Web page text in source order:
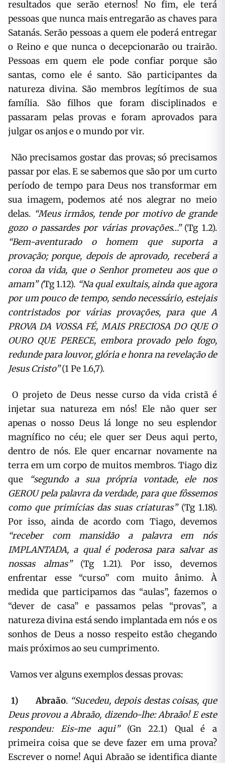
resultados que serão eternos! No fim, ele terá
pessoas que nunca mais entregarão as chaves para
Satanás. Serão pessoas a quem ele poderá entregar
o Reino e que nunca o decepcionarão ou trairão.
Pessoas em quem ele pode confiar porque são
santas, como ele é santo. São participantes da
natureza divina. São membros legítimos de sua
família. São filhos que foram disciplinados e
passaram pelas provas e foram aprovados para
julgar os anjos e o mundo por vir.
Não precisamos gostar das provas; só precisamos
passar por elas. E se sabemos que são por um curto
período de tempo para Deus nos transformar em
sua imagem, podemos até nos alegrar no meio
delas. “Meus irmãos, tende por motivo de grande
gozo o passardes por várias provações…”(Tg 1.2).
“Bem-aventurado o homem que suporta a
provação; porque, depois de aprovado, receberá a
coroa da vida, que o Senhor prometeu aos que o
amam” (Tg 1.12). “Na qual exultais, ainda que agora
por um pouco de tempo, sendo necessário, estejais
contristados por várias provações, para que A
PROVA DA VOSSA FÉ, MAIS PRECIOSA DO QUE O
OURO QUE PERECE, embora provado pelo fogo,
redunde para louvor, glória e honra na revelação de
Jesus Cristo”(1 Pe 1.6,7).
O projeto de Deus nesse curso da vida cristã é
injetar sua natureza em nós! Ele não quer ser
apenas o nosso Deus lá longe no seu esplendor
magnífico no céu; ele quer ser Deus aqui perto,
dentro de nós. Ele quer encarnar novamente na
terra em um corpo de muitos membros. Tiago diz
que
“segundo a sua própria vontade, ele nos
GEROU pela palavra da verdade, para que fôssemos
como que primícias das suas criaturas”(Tg 1.18).
Por isso, ainda de acordo com Tiago, devemos
“receber com mansidão a palavra em nós
IMPLANTADA, a qual é poderosa para salvar as
nossas almas”(Tg 1.21). Por isso, devemos
enfrentar esse “curso” com muito ânimo. À
medida que participamos das “aulas”, fazemos o
“dever de casa” e passamos pelas “provas”, a
natureza divina está sendo implantada em nós e os
sonhos de Deus a nosso respeito estão chegando
mais próximos ao seu cumprimento.
Vamos ver alguns exemplos dessas provas:
1)Abraão. “Sucedeu, depois destas coisas, que
Deus provou a Abraão, dizendo-lhe: Abraão! E este
respondeu: Eis-me aqui” (Gn 22.1) Qual é a
primeira coisa que se deve fazer em uma prova?
Escrever o nome! Aqui Abraão se identifica diante